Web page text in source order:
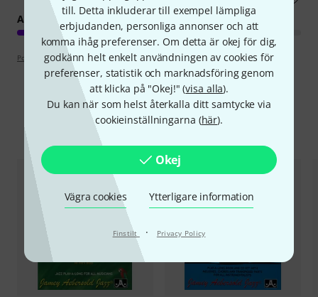
till. Detta inkluderar till exempel lämpliga
erbjudanden, personliga annonser och att
komma ihåg preferenser. Om detta är okej för dig,
godkänn helt enkelt användningen av cookies för
preferenser, statistik och marknadsföring genom
att klicka på "Okej!" (visa alla).
Du kan när som helst återkalla ditt samtycke via
cookieinställningarna (här).
Okej
Vägra cookies Ytterligare information
Finstilt · Privacy Policy
ARRANGEMANG
Poängpolicy
Jämför alternativ